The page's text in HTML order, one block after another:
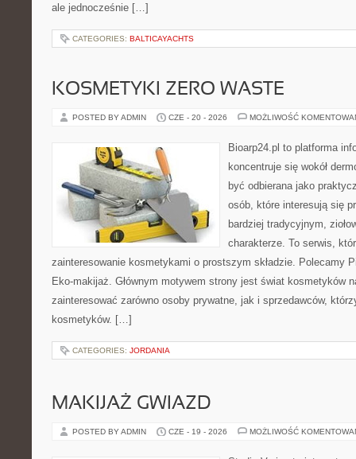
ale jednocześnie […]
CATEGORIES: BALTICAYACHTS
KOSMETYKI ZERO WASTE
POSTED BY ADMIN CZE - 20 - 2026 MOŻLIWOŚĆ
Bioarp24.pl to platforma
koncentruje się wokół
być odbierana jako
osób, które interesują się
bardziej tradycyjnym,
charakterze. To serwis,
zainteresowanie kosmetykami o prostszym składzie. Polecamy
Eko-makijaż. Głównym motywem strony jest świat kosmetyków
zainteresować zarówno osoby prywatne, jak i sprzedawców,
kosmetyków. […]
CATEGORIES: JORDANIA
MAKIJAŻ GWIAZD
POSTED BY ADMIN CZE - 19 - 2026 MOŻLIWOŚĆ